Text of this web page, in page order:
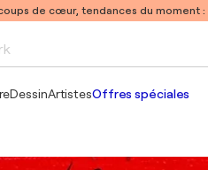
de cœur, tendances du moment :
DessinArtistesOffres spéciales